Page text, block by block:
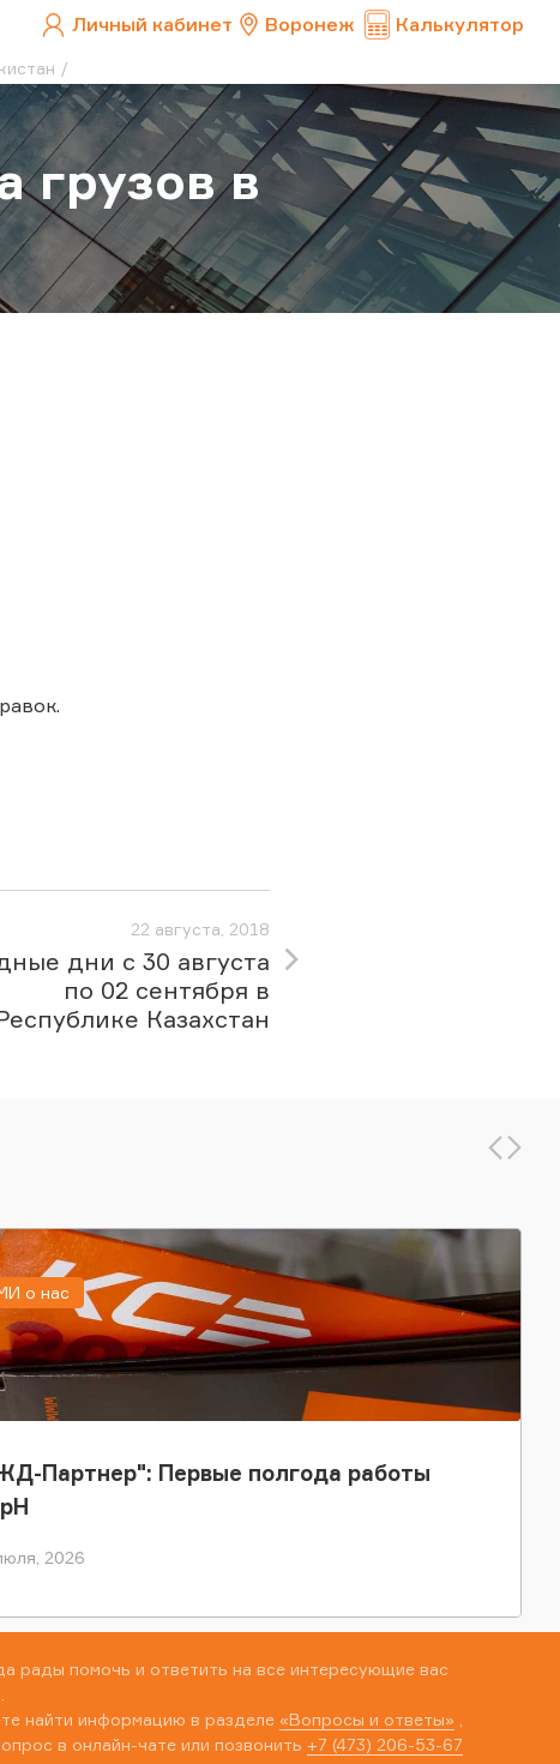
Личный кабинет Воронеж Калькулятор
грузов в
22 августа, 2018
дни с 30 августа
по 02 сентября в
Казахстан
Партнер": Первые полгода работы
2026
о нас
рады помочь и ответить на все интересующие вас
найти информацию в разделе «Вопросы и ответы»
в онлайн-чате или позвонить +7 (473) 206-53-67